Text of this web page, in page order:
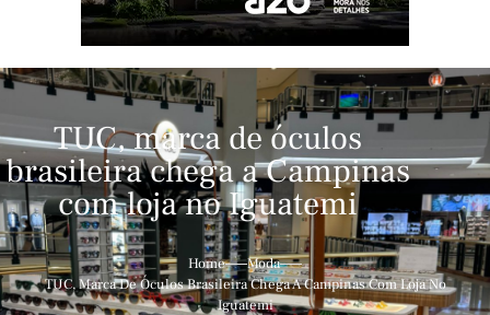
TUC, marca de óculos
brasileira chega a Campinas
com loja no Iguatemi
Home
Moda
TUC, Marca De Óculos Brasileira Chega A Campinas Com Loja No
Iguatemi